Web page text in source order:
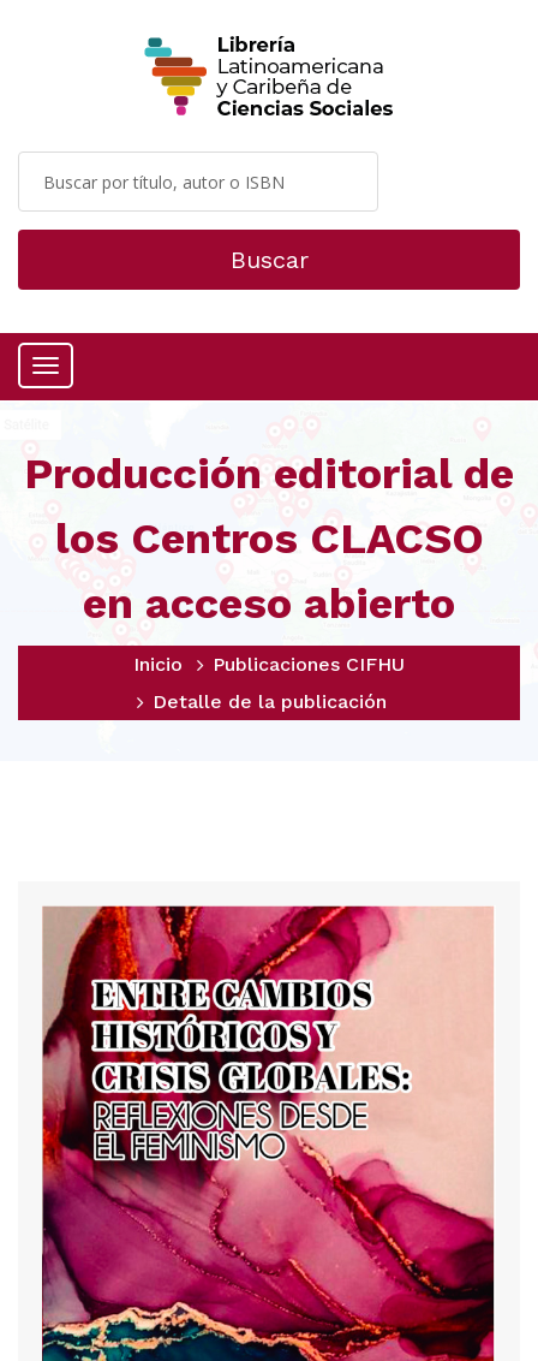
Buscar
Menú
Producción editorial de
los Centros CLACSO
en acceso abierto
Inicio
Publicaciones CIFHU
Detalle de la publicación